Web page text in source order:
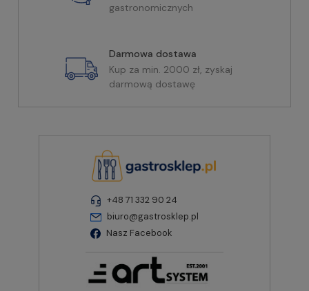
gastronomicznych
Darmowa dostawa
Kup za min. 2000 zł, zyskaj
darmową dostawę
+48 71 332 90 24
biuro@gastrosklep.pl
Nasz Facebook